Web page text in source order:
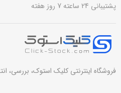
پشتیبانی 24 ساعته 7 روز هفته
فروشگاه اینترنتی کلیک استوک، بررسی،